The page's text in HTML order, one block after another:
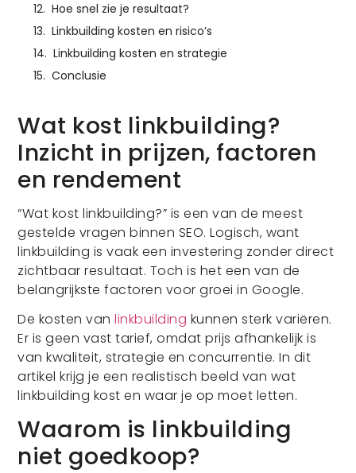
Hoe snel zie je resultaat?
Linkbuilding kosten en risico’s
Linkbuilding kosten en strategie
Conclusie
Wat kost linkbuilding?
Inzicht in prijzen, factoren
en rendement
“Wat kost linkbuilding?” is een van de meest
gestelde vragen binnen SEO. Logisch, want
linkbuilding is vaak een investering zonder direct
zichtbaar resultaat. Toch is het een van de
belangrijkste factoren voor groei in Google.
De kosten vanlinkbuilding kunnen sterk variëren.
Er is geen vast tarief, omdat prijs afhankelijk is
van kwaliteit, strategie en concurrentie. In dit
artikel krijg je een realistisch beeld van wat
linkbuilding kost en waar je op moet letten.
Waarom is linkbuilding
niet goedkoop?